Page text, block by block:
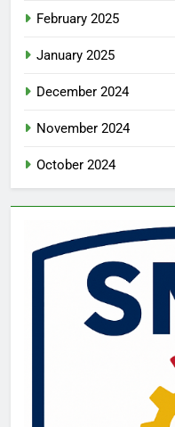
February 2025
January 2025
December 2024
November 2024
October 2024